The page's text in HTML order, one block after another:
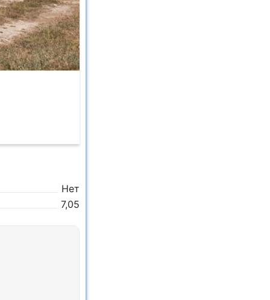
Нет
7,05